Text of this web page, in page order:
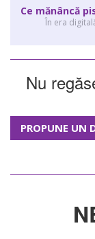
În era
Nu
PROPUNE UN